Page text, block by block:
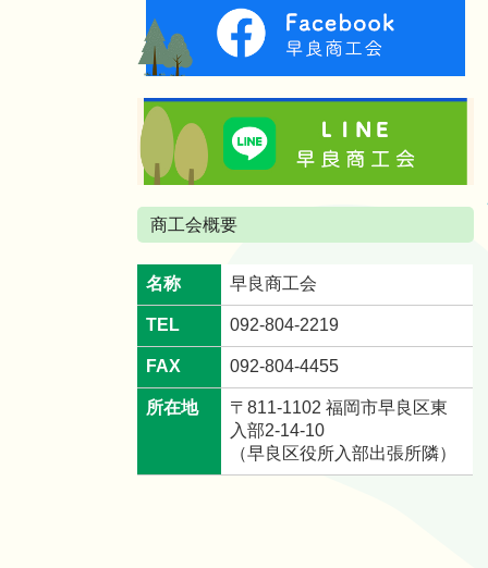
商工会概要
名称 早良商工会
TEL 092-804-2219
FAX 092-804-4455
所在地
〒811-1102 福岡市早良区東
入部2-14-10
（早良区役所入部出張所隣）